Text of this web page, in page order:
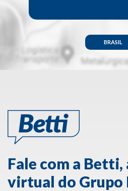
BRASIL
Fale com a
virtual do